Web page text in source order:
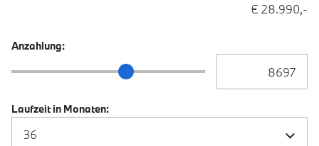
€ 28.990,-
Anzahlung:
Anzahlung Schieberegler
Laufzeit in Monaten: